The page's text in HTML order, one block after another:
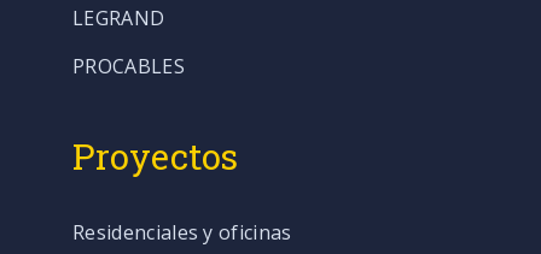
LEGRAND
PROCABLES
Proyectos
Residenciales y oficinas